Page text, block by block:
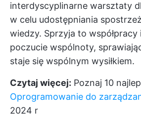
interdyscyplinarne warsztaty
w celu udostępniania
wiedzy. Sprzyja to
poczucie wspólnoty,
staje się wspólnym wysiłkiem.
Czytaj więcej: Poznaj 10
Oprogramowanie do
2024 r